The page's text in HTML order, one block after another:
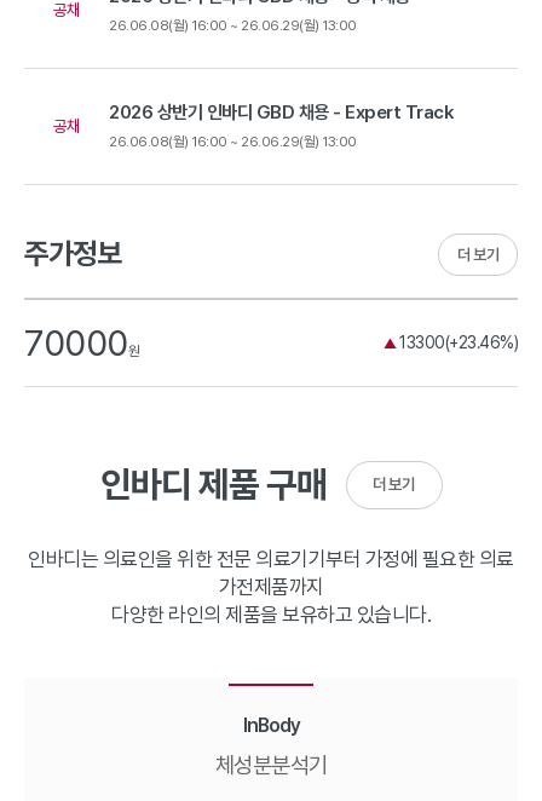
공채
26.06.08(월) 16:00 ~ 26.06.29(월) 13:00
공채
2026 상반기 인바디 GBD 채용 - Expert Track
26.06.08(월) 16:00 ~ 26.06.29(월) 13:00
주가정보
70000원 ▲13300(+23.46%)
더 보기
인바디 제품 구매 더 보기
인바디는 의료인을 위한 전문 의료기기부터 가정에 필요한 의료
가전제품까지
다양한 라인의 제품을 보유하고 있습니다.
InBody
체성분분석기